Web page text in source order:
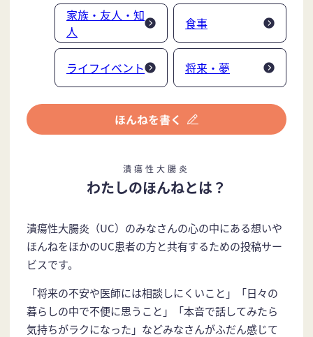
家族・友人・知
人
食事
ライフイベント 将来・夢
潰瘍性大腸炎
わたしのほんねとは？
潰瘍性大腸炎（UC）のみなさんの心の中にある想いや
ほんねをほかのUC患者の方と共有するための投稿サー
ビスです。
「将来の不安や医師には相談しにくいこと」「日々の
暮らしの中で不便に思うこと」「本音で話してみたら
気持ちがラクになった」などみなさんがふだん感じて